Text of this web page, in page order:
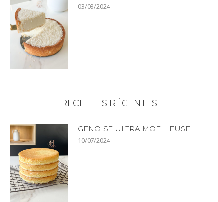
03/03/2024
RECETTES RÉCENTES
GENOISE ULTRA MOELLEUSE
10/07/2024